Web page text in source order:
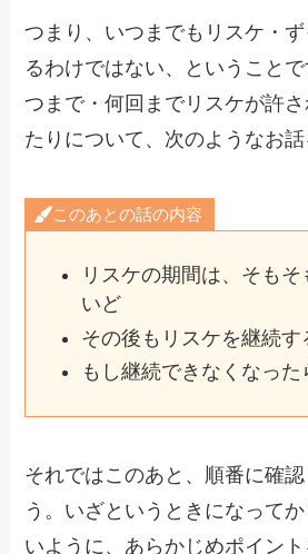
つまり、いつまでもリスケ・
るわけではない、ということ
つまで・何回までリスケが許
たりについて、次のようなお
このあとの話の内容
リスケの期間は、そも
いど
その後もリスケを継続す
もし継続できなくなった
それではこのあと、順番に確
う。いざというときになって
いように、あらかじめポイン